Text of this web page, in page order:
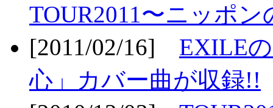
TOUR2011〜ニッポ
[2011/02/16] EXILE
心」カバー曲が収録!!